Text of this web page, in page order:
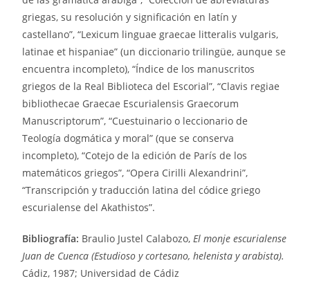
griegas, su resolución y significación en latín y
castellano”, “Lexicum linguae graecae litteralis vulgaris,
latinae et hispaniae” (un diccionario trilingüe, aunque se
encuentra incompleto), “Índice de los manuscritos
griegos de la Real Biblioteca del Escorial”, “Clavis regiae
bibliothecae Graecae Escurialensis Graecorum
Manuscriptorum”, “Cuestuinario o leccionario de
Teología dogmática y moral” (que se conserva
incompleto), “Cotejo de la edición de París de los
matemáticos griegos”, “Opera Cirilli Alexandrini”,
“Transcripción y traducción latina del códice griego
escurialense del Akathistos”.
Bibliografía: Braulio Justel Calabozo, El monje escurialense
Juan de Cuenca (Estudioso y cortesano, helenista y arabista).
Cádiz, 1987; Universidad de Cádiz